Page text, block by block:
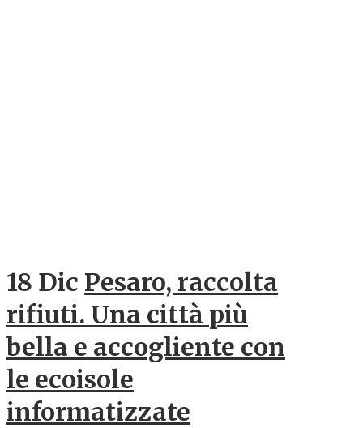
18 Dic Pesaro, raccolta
rifiuti. Una città più
bella e accogliente con
le ecoisole
informatizzate